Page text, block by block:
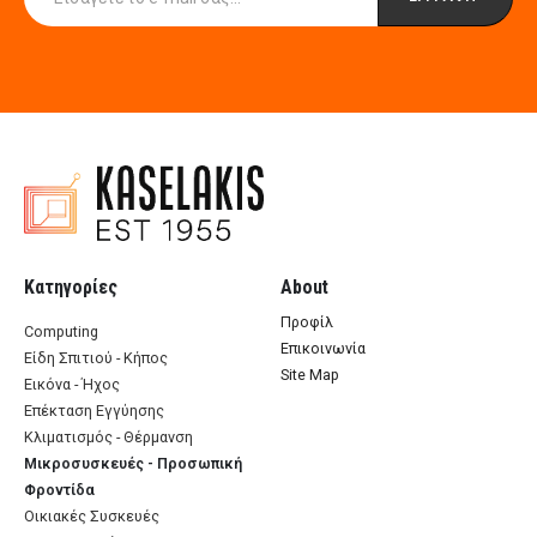
Κατηγορίες
Computing
Είδη Σπιτιού - Κήπος
Εικόνα - Ήχος
Επέκταση Εγγύησης
Κλιματισμός - Θέρμανση
Μικροσυσκευές - Προσωπική
Φροντίδα
Οικιακές Συσκευές
About
Προφίλ
Επικοινωνία
Site Map